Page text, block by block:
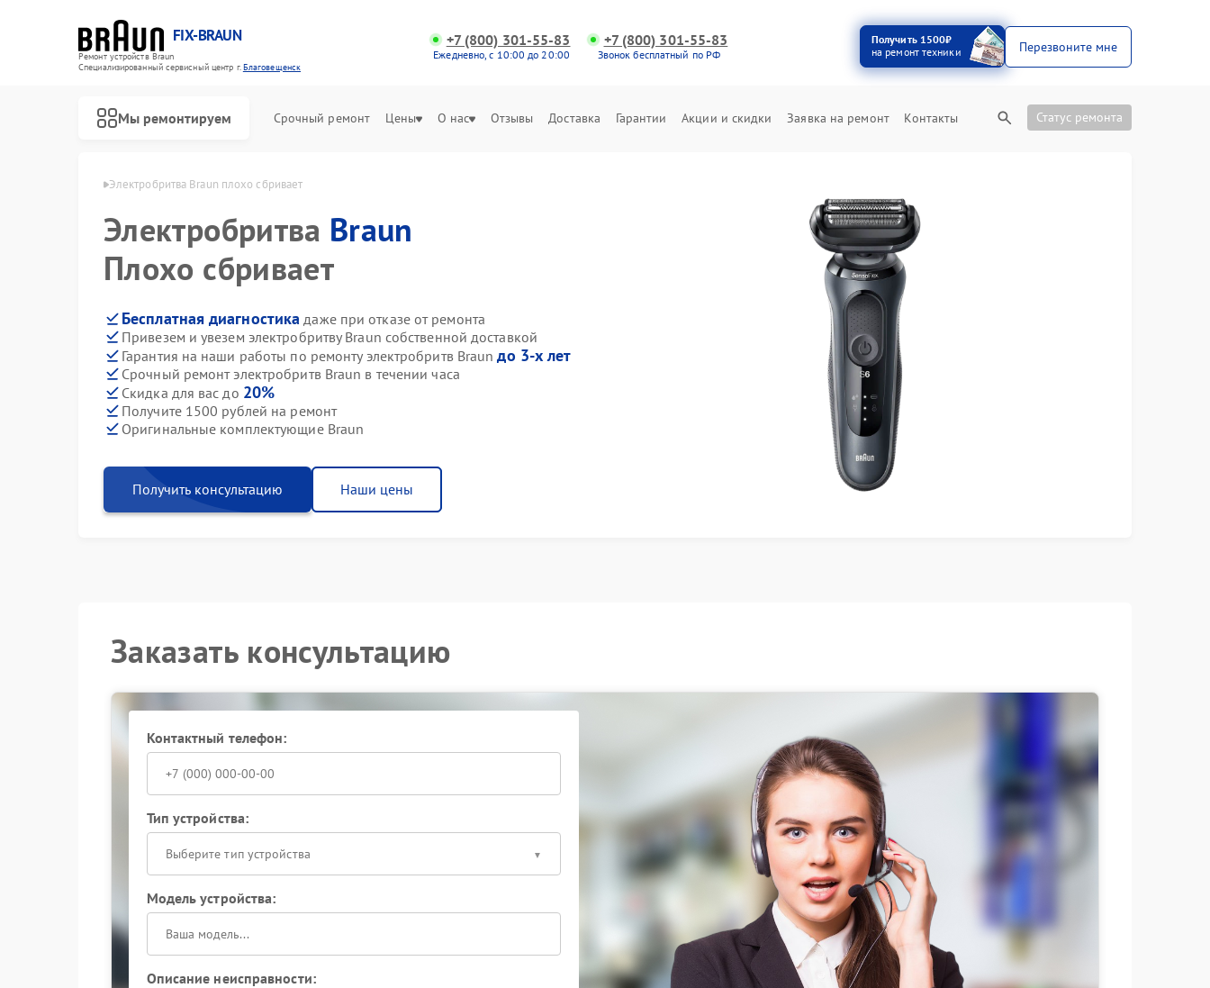
FIX-BRAUN
Ремонт устройств Braun
Специализированный cервисный центр г.Благовещенск
+7 (800) 301-55-83
Ежедневно, с 10:00 до 20:00
+7 (800) 301-55-83
Звонок бесплатный по РФ
Получить 1500₽
на ремонт техники
Перезвоните мне
Мы ремонтируем Срочный ремонт Цены О нас Отзывы Доставка Гарантии Акции и скидки Заявка на ремонт Контакты Статус ремонта
Электробритва Braun плохо сбривает
Электробритва Braun
Плохо сбривает
Бесплатная диагностика даже при отказе от ремонта
Привезем и увезем электробритву Braun собственной доставкой
Гарантия на наши работы по ремонту электробритв Braunдо 3-х лет
Срочный ремонт электробритв Braun в течении часа
Скидка для вас до 20%
Получите 1500 рублей на ремонт
Оригинальные комплектующие Braun
Получить консультацию Наши цены
Заказать консультацию
Контактный телефон:
Тип устройства:
Выберите тип устройства
Модель устройства:
Описание неисправности: